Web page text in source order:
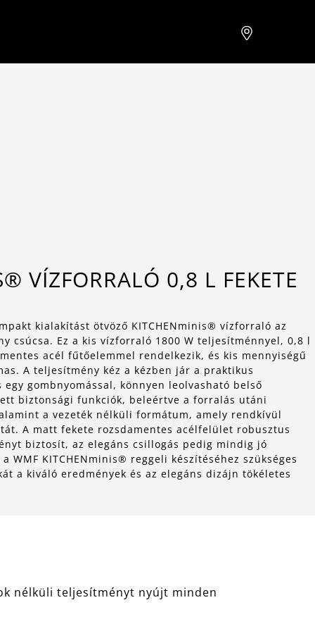
VÍZFORRALÓ 0,8 L FEKETE
kialakítást ötvöző KITCHENminis® vízforraló az
csúcsa. Ez a kis vízforraló 1800 W teljesítménnyel, 0,8 l
acél fűtőelemmel rendelkezik, és kis mennyiségű
A teljesítmény kéz a kézben jár a praktikus
gombnyomással, könnyen leolvasható belső
biztonsági funkciók, beleértve a forralás utáni
a vezeték nélküli formátum, amely rendkívül
A matt fekete rozsdamentes acélfelület robusztus
biztosít, az elegáns csillogás pedig mindig jó
WMF KITCHENminis® reggeli készítéséhez szükséges
a kiváló eredmények és az elegáns dizájn tökéletes
nélküli teljesítményt nyújt minden